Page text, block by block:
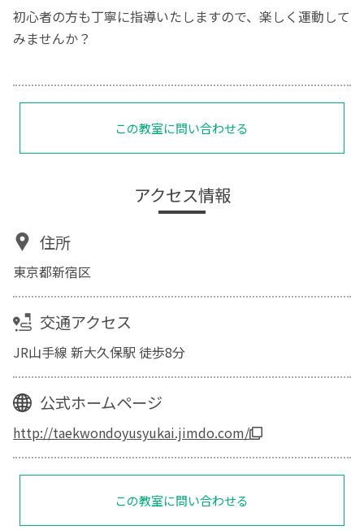
初心者の方も丁寧に指導いたしますので、楽しく運動して
みませんか？
この教室に問い合わせる
アクセス情報
住所
東京都新宿区
交通アクセス
JR山手線 新大久保駅 徒歩8分
公式ホームページ
http://taekwondoyusyukai.jimdo.com/
この教室に問い合わせる